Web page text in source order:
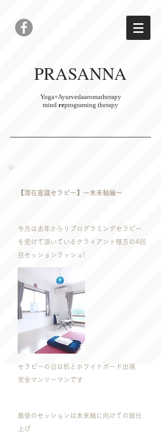
PRASANNA
Yoga×Ayurvedaaromatherapy
mind reprograming therapy
【潜在意識セラピー】～未来軸編～
今月は去年からリプログラミングセラピー
を受けて頂いているクライアント様方の4回
目セッションラッシュ!
セラピーの日は机とホワイトボード出現
完全マンツーマンです
最後のセッションは未来軸に向けての総仕
上げ